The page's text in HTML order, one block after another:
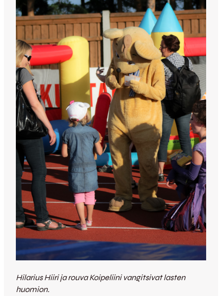
Hilarius Hiiri ja rouva Koipeliini vangitsivat lasten
huomion.